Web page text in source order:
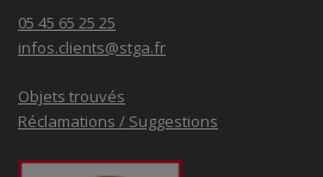
05 45 65 25 25
infos.clients@stga.fr
Objets trouvés
Réclamations / Suggestions